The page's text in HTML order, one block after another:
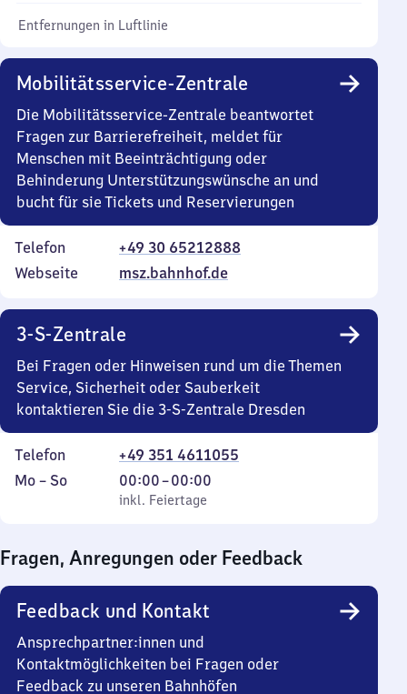
Entfernungen in Luftlinie
Mobilitätsservice-Zentrale
Die Mobilitätsservice-Zentrale beantwortet
Fragen zur Barrierefreiheit, meldet für
Menschen mit Beeinträchtigung oder
Behinderung Unterstützungswünsche an und
bucht für sie Tickets und Reservierungen
Telefon
+49 30 65212888
Webseite
msz.bahnhof.de
3-S-Zentrale
Bei Fragen oder Hinweisen rund um die Themen
Service, Sicherheit oder Sauberkeit
kontaktieren Sie die 3-S-Zentrale Dresden
Telefon
+49 351 4611055
Montag
Mo – So,
inkl. Feiertage
00:00–00:00
Von
0
0
Uhr
inkl. Feiertage
Fragen, Anregungen oder Feedback
Feedback und Kontakt
Ansprechpartner:innen und
Kontaktmöglichkeiten bei Fragen oder
Feedback zu unseren Bahnhöfen